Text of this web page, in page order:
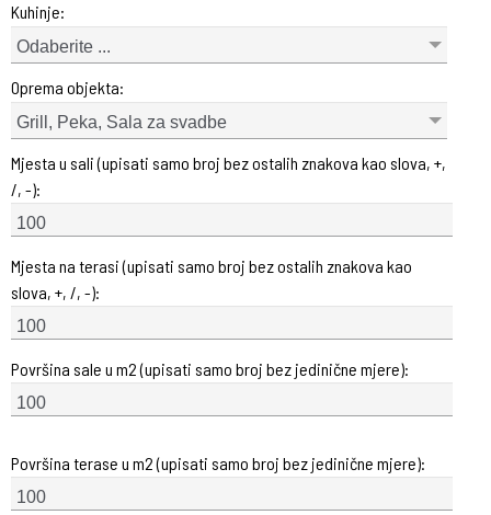
Kuhinje:
Odaberite ...
Oprema objekta:
Grill, Peka, Sala za svadbe
Mjesta u sali (upisati samo broj bez ostalih znakova kao slova, +,
/, -):
Mjesta na terasi (upisati samo broj bez ostalih znakova kao
slova, +, /, -):
Površina sale u m2 (upisati samo broj bez jedinične mjere):
Površina terase u m2 (upisati samo broj bez jedinične mjere):